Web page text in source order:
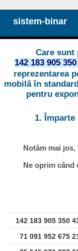
sistem-binar
Care sunt
142 183 905
reprezentarea
mobilă în
pentru
1.
Notăm mai
Ne oprim când
142 183 905 350
71 091 952 675